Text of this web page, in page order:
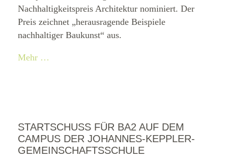
Nachhaltigkeitspreis Architektur nominiert. Der
Preis zeichnet „herausragende Beispiele
nachhaltiger Baukunst“ aus.
Mehr …
STARTSCHUSS FÜR BA2 AUF DEM
CAMPUS DER JOHANNES-KEPPLER-
GEMEINSCHAFTSSCHULE